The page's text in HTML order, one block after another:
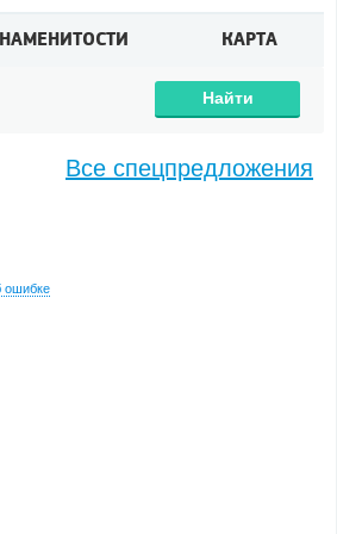
КАРТА
Найти
ошибке
Все спецпредложения